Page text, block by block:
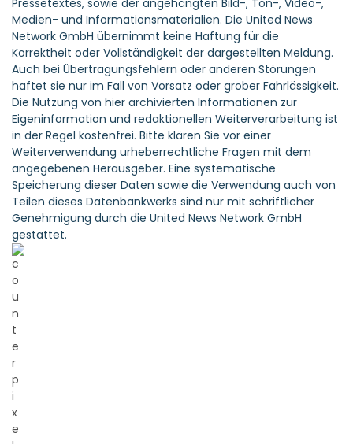
Pressetextes, sowie der angehängten Bild-, Ton-, Video-,
Medien- und Informationsmaterialien. Die United News
Network GmbH übernimmt keine Haftung für die
Korrektheit oder Vollständigkeit der dargestellten Meldung.
Auch bei Übertragungsfehlern oder anderen Störungen
haftet sie nur im Fall von Vorsatz oder grober Fahrlässigkeit.
Die Nutzung von hier archivierten Informationen zur
Eigeninformation und redaktionellen Weiterverarbeitung ist
in der Regel kostenfrei. Bitte klären Sie vor einer
Weiterverwendung urheberrechtliche Fragen mit dem
angegebenen Herausgeber. Eine systematische
Speicherung dieser Daten sowie die Verwendung auch von
Teilen dieses Datenbankwerks sind nur mit schriftlicher
Genehmigung durch die United News Network GmbH
gestattet.